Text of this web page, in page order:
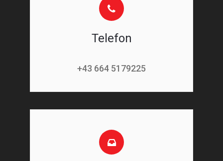
Telefon
+43 664 5179225